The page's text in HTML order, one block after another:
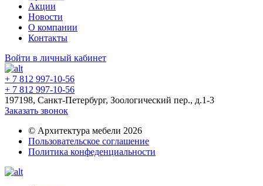
Акции
Новости
О компании
Контакты
Войти в личный кабинет
+ 7 812 997-10-56
+ 7 812 997-10-56
197198, Санкт-Петербург, Зоологический пер., д.1-3
Заказать звонок
© Архитектура мебели 2026
Пользовательское соглашение
Политика конфеденциальности